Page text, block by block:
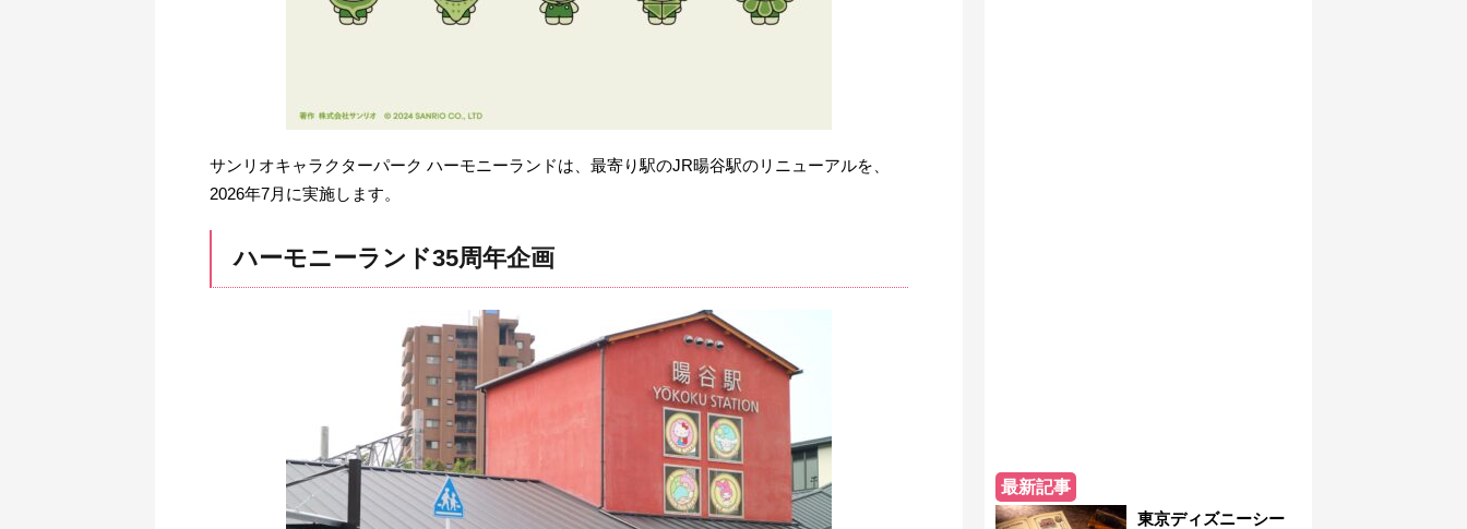
サンリオキャラクターパーク ハーモニーランドは、最寄り駅のJR暘谷駅のリニューアルを、
2026年7月に実施します。
ハーモニーランド35周年企画
最新記事
東京ディズニーシー